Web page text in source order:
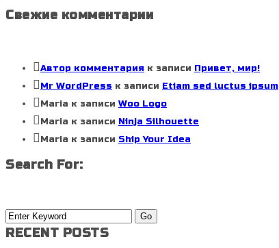
Свежие комментарии
Автор комментария к записи Привет, мир!
Mr WordPress к записи Etiam sed luctus ipsum
Maria к записи Woo Logo
Maria к записи Ninja Silhouette
Maria к записи Ship Your Idea
Search For:
RECENT POSTS